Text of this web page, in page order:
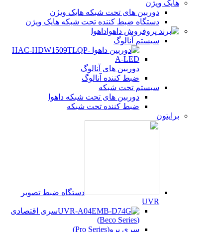
هایک ویژن
دوربین های تحت شبکه هایک ویژن
دستگاه ضبط کننده تحت شبکه هایک ویژن
داهوا
سیستم آنالوگ
دوربین های آنالوگ
ضبط کننده آنالوگ
سیستم تحت شبکه
دوربین های تحت شبکه داهوا
ضبط کننده تحت شبکه
برایتون
دستگاه ضبط تصویر
UVR
سری اقتصادی
(Beco Series)
سری پرو(Pro Series)